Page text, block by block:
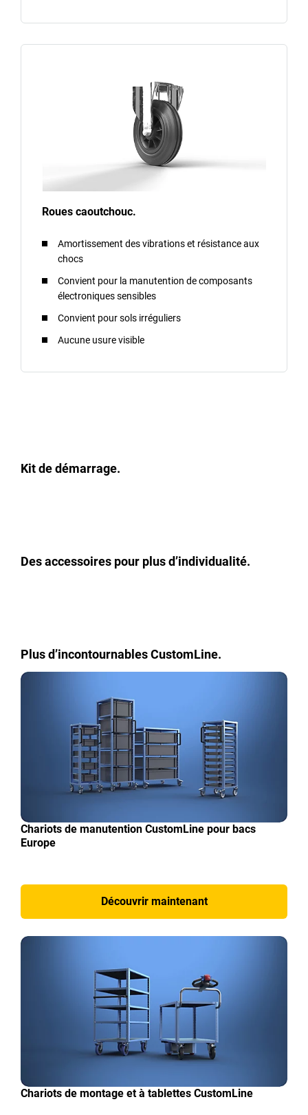
Roues caoutchouc.
Amortissement des vibrations et résistance aux
chocs
Convient pour la manutention de composants
électroniques sensibles
Convient pour sols irréguliers
Aucune usure visible
Kit de démarrage.
Des accessoires pour plus d’individualité.
Plus d’incontournables CustomLine.
Chariots de manutention CustomLine pour bacs
Europe
Découvrir maintenant
Chariots de montage et à tablettes CustomLine